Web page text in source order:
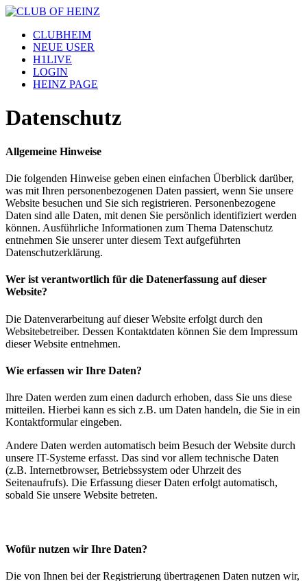
CLUBHEIM
NEUE USER
H1LIVE
LOGIN
HEINZ PAGE
Datenschutz
Allgemeine Hinweise
Die folgenden Hinweise geben einen einfachen Überblick darüber,
was mit Ihren personenbezogenen Daten passiert, wenn Sie unsere
Website besuchen und Sie sich registrieren. Personenbezogene
Daten sind alle Daten, mit denen Sie persönlich identifiziert werden
können. Ausführliche Informationen zum Thema Datenschutz
entnehmen Sie unserer unter diesem Text aufgeführten
Datenschutzerklärung.
Wer ist verantwortlich für die Datenerfassung auf dieser
Website?
Die Datenverarbeitung auf dieser Website erfolgt durch den
Websitebetreiber. Dessen Kontaktdaten können Sie dem Impressum
dieser Website entnehmen.
Wie erfassen wir Ihre Daten?
Ihre Daten werden zum einen dadurch erhoben, dass Sie uns diese
mitteilen. Hierbei kann es sich z.B. um Daten handeln, die Sie in ein
Kontaktformular eingeben.
Andere Daten werden automatisch beim Besuch der Website durch
unsere IT-Systeme erfasst. Das sind vor allem technische Daten
(z.B. Internetbrowser, Betriebssystem oder Uhrzeit des
Seitenaufrufs). Die Erfassung dieser Daten erfolgt automatisch,
sobald Sie unsere Website betreten.
Wofür nutzen wir Ihre Daten?
Die von Ihnen bei der Registrierung übertragenen Daten nutzen wir,